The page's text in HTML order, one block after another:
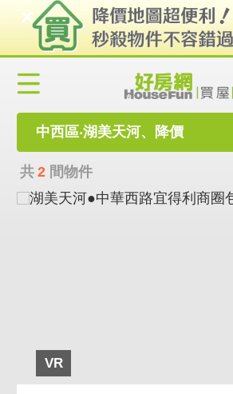
中西區‧湖美天河、降價
共 2 間物件
VR